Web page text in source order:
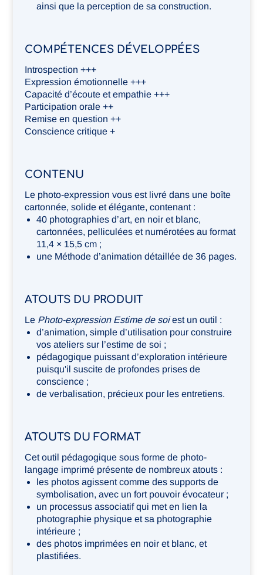
ainsi que la perception de sa construction.
COMPÉTENCES DÉVELOPPÉES
Introspection +++
Expression émotionnelle +++
Capacité d’écoute et empathie +++
Participation orale ++
Remise en question ++
Conscience critique +
CONTENU
Le photo-expression vous est livré dans une boîte
cartonnée, solide et élégante, contenant :
40 photographies d’art, en noir et blanc,
cartonnées, pelliculées et numérotées au format
11,4 × 15,5 cm ;
une Méthode d’animation détaillée de 36 pages.
ATOUTS DU PRODUIT
Le Photo-expression Estime de soiest un outil :
d’animation, simple d’utilisation pour construire
vos ateliers sur l’estime de soi ;
pédagogique puissant d’exploration intérieure
puisqu'il suscite de profondes prises de
conscience ;
de verbalisation, précieux pour les entretiens.
ATOUTS DU FORMAT
Cet outil pédagogique sous forme de photo-
langage imprimé présente de nombreux atouts :
les photos agissent comme des supports de
symbolisation, avec un fort pouvoir évocateur ;
un processus associatif qui met en lien la
photographie physique et sa photographie
intérieure ;
des photos imprimées en noir et blanc, et
plastifiées.